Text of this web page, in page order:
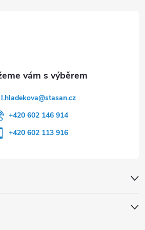
l.hladekova@stasan.cz
+420 602 146 914
+420 602 113 916